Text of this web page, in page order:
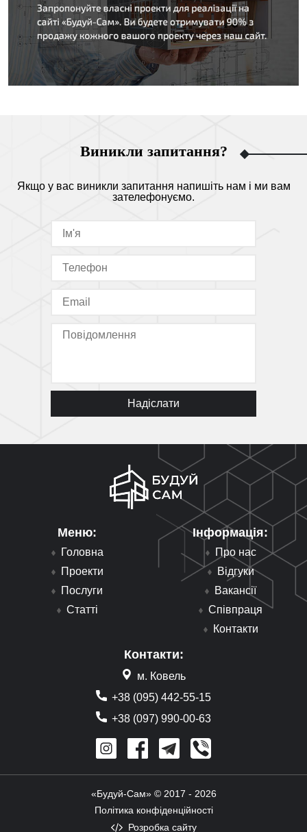
Виникли запитання?
Якщо у вас виникли запитання напишіть нам і ми вам
зателефонуємо.
Надіслати
Меню:
Головна
Проекти
Послуги
Статті
Інформація:
Про нас
Відгуки
Вакансії
Співпраця
Контакти
Контакти:
м. Ковель
+38 (095) 442-55-15
+38 (097) 990-00-63
«Будуй-Сам» © 2017 - 2026
Політика конфіденційності
Розробка сайту